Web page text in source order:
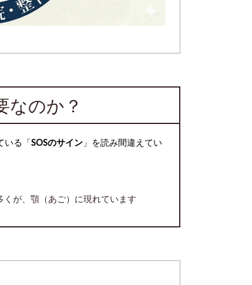
なのか？
いる「SOSのサイン 」を読み間違えてい
が、顎（あご）に現れています